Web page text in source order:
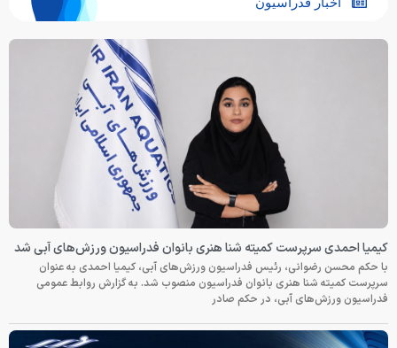
کیمیا احمدی سرپرست کمیته شنا هنری بانوان فدراسیون ورزش‌های آبی شد
با حکم محسن رضوانی، رئیس فدراسیون ورزش‌های آبی، کیمیا احمدی به عنوان
سرپرست کمیته شنا هنری بانوان فدراسیون منصوب شد. به گزارش روابط عمومی
فدراسیون ورزش‌های آبی، در حکم صادر